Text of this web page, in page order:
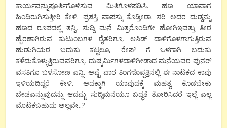
ಕಾರ್ಯವನ್ನುಪೂರ್ತಿಗೊಳಿಸುವ ಮಿತಿಗೊಳಪಡಿಸಿ. ಹಣ ಯಾವಾಗ
ಹಿಂದಿರುಗಿಸುತ್ತೀರಿ ಕೇಳಿ. ಪ್ರಶಸ್ತಿ ವಾಪಸ್ಸು ಕೊಡ್ತೀರಾ. ಸರಿ ಅದರ ದುಡ್ಡನ್ನು
ಹಣದ ರೂಪದಲ್ಲಿ ತನ್ನಿ, ಸುದ್ದಿ ಮನೆ ಮಿತ್ರರೊಂದಿಗೇ ಹೋಗಿಇವತ್ತು ತೀರ
ಹೈರಣಾಗಿರುವ ಕುಟುಂಬಗಳ ರೈತರಿಗೂ, ಆಸಿಡ್ ದಾಳಿಗೊಳಗಾಗುತ್ತಿರುವ
ಹುಡುಗಿಯರ ಬದುಕು ಕಟ್ಟಲೂ, ರೇಪ್ ಗೆ ಒಳಗಾಗಿ ಬದುಕು
ಕಳೆದುಕೊಳ್ಳುತ್ತಿರುವವರಿಗೂ, ದುಷ್ಕರ್ಮಿಗಳದಾಳಿಗೀಡಾದ ಮನೆಯವರ ಪುನರ್
ವಸತಿಗೂ ಬಳಸೋಣ ಎನ್ನಿ. ಅಷ್ಟೆ ವಾರ ತಿಂಗಳೊಪ್ಪತ್ತಿನಲ್ಲಿ ಈ ನಾಟಕದ ಕಾವು
ಇಳಿಯದಿದ್ದರೆ ಕೇಳಿ. ಅದಕ್ಕಾಗಿ ಯಾವುದಕ್ಕೆ ಮಹತ್ವ ಕೊಡಬೇಕು
ಬೇಡಎನ್ನುವುದನ್ನು ಆದಷ್ಟು ಸುದ್ದಿಮನೆಯೂ ಬದ್ಧತೆ ತೋರಿಸಿದರೆ ಇಲ್ಲೆ ಎಲ್ಲ
ಮೊಟಕಬಹುದು ಅಲ್ಲವೇ..?